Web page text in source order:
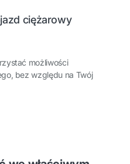
ciężarowy
możliwości
bez względu na Twój